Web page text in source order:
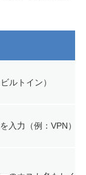
ルトイン）
入力（例：VPN）